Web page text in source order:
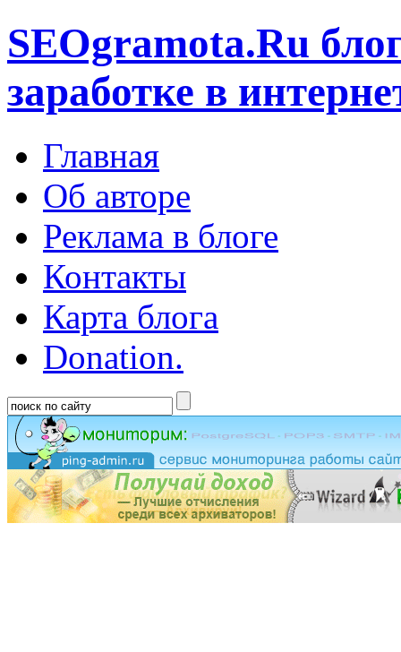
SEOgramota.Ru
заработке в
Главная
Об авторе
Реклама в блоге
Контакты
Карта блога
Donation.